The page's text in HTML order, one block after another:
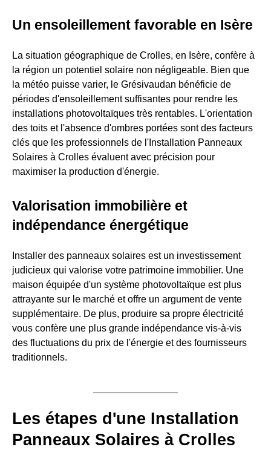
Un ensoleillement favorable en Isère
La situation géographique de Crolles, en Isère, confère à
la région un potentiel solaire non négligeable. Bien que
la météo puisse varier, le Grésivaudan bénéficie de
périodes d'ensoleillement suffisantes pour rendre les
installations photovoltaïques très rentables. L'orientation
des toits et l'absence d'ombres portées sont des facteurs
clés que les professionnels de l'Installation Panneaux
Solaires à Crolles évaluent avec précision pour
maximiser la production d'énergie.
Valorisation immobilière et
indépendance énergétique
Installer des panneaux solaires est un investissement
judicieux qui valorise votre patrimoine immobilier. Une
maison équipée d'un système photovoltaïque est plus
attrayante sur le marché et offre un argument de vente
supplémentaire. De plus, produire sa propre électricité
vous confère une plus grande indépendance vis-à-vis
des fluctuations du prix de l'énergie et des fournisseurs
traditionnels.
Les étapes d'une Installation
Panneaux Solaires à Crolles